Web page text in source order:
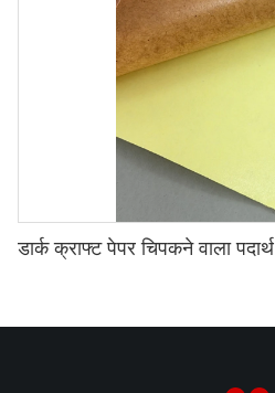
डार्क क्राफ्ट पेपर चिपकने वाला पदार्थ